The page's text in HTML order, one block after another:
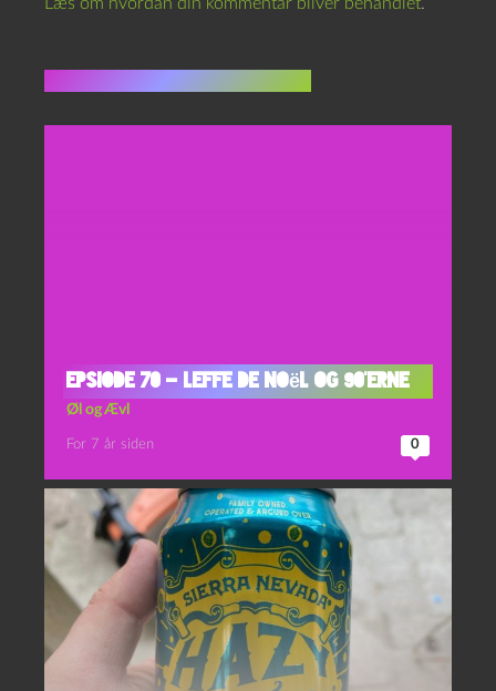
Epsiode 70 – Leffe de Noël og 90’erne
Øl og Ævl
For 7 år siden 0